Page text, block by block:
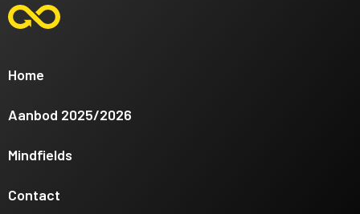
Home
Aanbod 2025/2026
Mindfields
Contact